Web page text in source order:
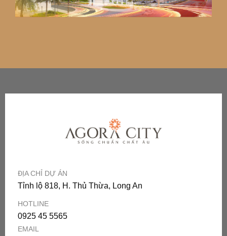
ĐỊA CHỈ DỰ ÁN
Tỉnh lộ 818, H. Thủ Thừa, Long An
HOTLINE
0925 45 5565
EMAIL